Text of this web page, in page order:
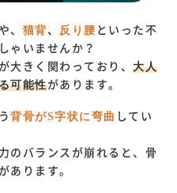
や、 猫背、 反り腰 といった不
ゃいませんか？
が大きく関わっており、 大人
可能性があります。
背骨がS字状に弯曲 してい
のバランスが崩れると、骨
あります。